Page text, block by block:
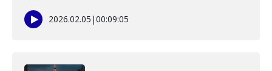
2026.02.05 |00:09:05